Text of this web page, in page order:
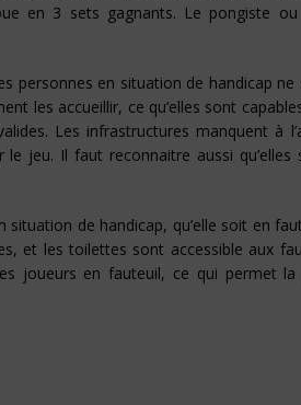
en 3 sets gagnants. Le pongiste ou
personnes en situation de handicap ne
les accueillir, ce qu’elles sont
Les infrastructures manquent à
jeu. Il faut reconnaitre aussi qu’elles
de handicap, qu’elle soit en
et les toilettes sont accessible aux
joueurs en fauteuil, ce qui permet la